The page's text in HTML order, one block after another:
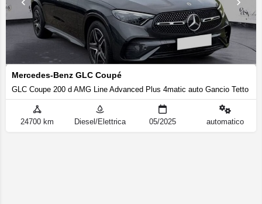
Mercedes-Benz GLC Coupé
GLC Coupe 200 d AMG Line Advanced Plus 4matic auto Gancio Tetto
24700 km Diesel/Elettrica 05/2025 automatico